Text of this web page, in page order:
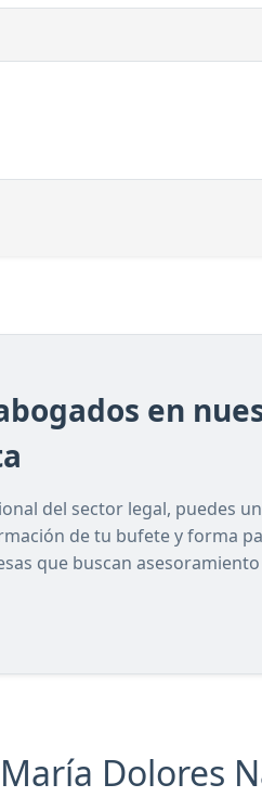
en
del sector legal, puedes
de tu bufete y forma
que buscan
Dolores